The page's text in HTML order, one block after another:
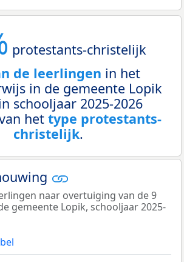
protestants-christelijk
de leerlingen in het
in de gemeente Lopik
schooljaar 2025-2026
het type protestants-
christelijk.
naar overtuiging van de 9
gemeente Lopik, schooljaar 2025-